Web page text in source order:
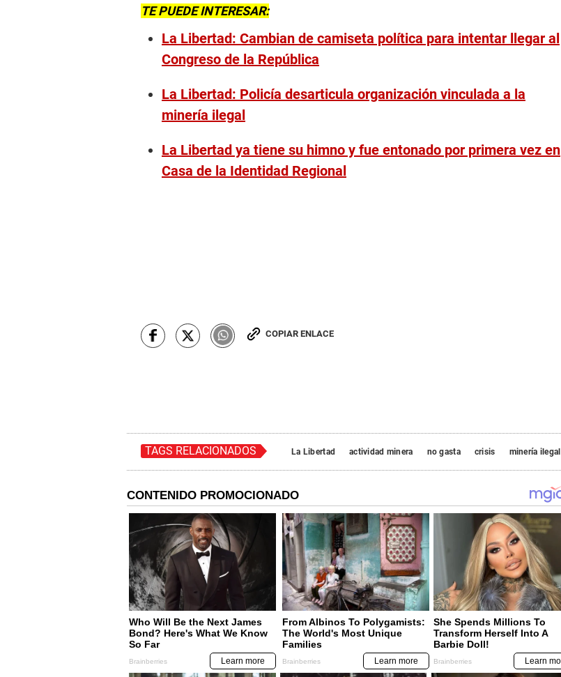
TE PUEDE INTERESAR:
La Libertad: Cambian de camiseta política para intentar llegar al
Congreso de la República
La Libertad: Policía desarticula organización vinculada a la
minería ilegal
La Libertad ya tiene su himno y fue entonado por primera vez en
Casa de la Identidad Regional
COPIAR ENLACE
TAGS RELACIONADOS La Libertad actividad minera no gasta crisis minería ilegal